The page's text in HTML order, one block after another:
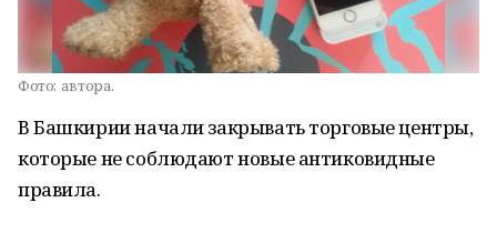
Фото: автора.
В Башкирии начали закрывать торговые центры,
которые не соблюдают новые антиковидные
правила.